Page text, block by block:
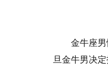
金牛座
旦金牛男决